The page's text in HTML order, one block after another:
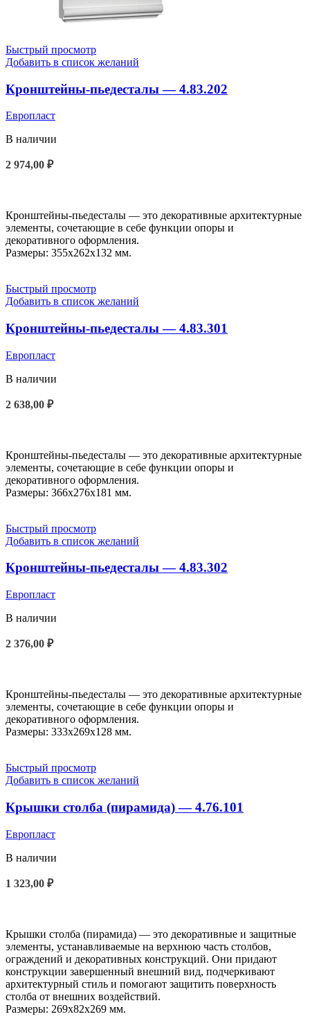
Быстрый просмотр
Добавить в список желаний
Кронштейны-пьедесталы — 4.83.202
Европласт
В наличии
2 974,00 ₽
Кронштейны-пьедесталы — это декоративные архитектурные
элементы, сочетающие в себе функции опоры и
декоративного оформления.
Размеры: 355x262x132 мм.
Быстрый просмотр
Добавить в список желаний
Кронштейны-пьедесталы — 4.83.301
Европласт
В наличии
2 638,00 ₽
Кронштейны-пьедесталы — это декоративные архитектурные
элементы, сочетающие в себе функции опоры и
декоративного оформления.
Размеры: 366x276x181 мм.
Быстрый просмотр
Добавить в список желаний
Кронштейны-пьедесталы — 4.83.302
Европласт
В наличии
2 376,00 ₽
Кронштейны-пьедесталы — это декоративные архитектурные
элементы, сочетающие в себе функции опоры и
декоративного оформления.
Размеры: 333x269x128 мм.
Быстрый просмотр
Добавить в список желаний
Крышки столба (пирамида) — 4.76.101
Европласт
В наличии
1 323,00 ₽
Крышки столба (пирамида) — это декоративные и защитные
элементы, устанавливаемые на верхнюю часть столбов,
ограждений и декоративных конструкций. Они придают
конструкции завершенный внешний вид, подчеркивают
архитектурный стиль и помогают защитить поверхность
столба от внешних воздействий.
Размеры: 269x82x269 мм.